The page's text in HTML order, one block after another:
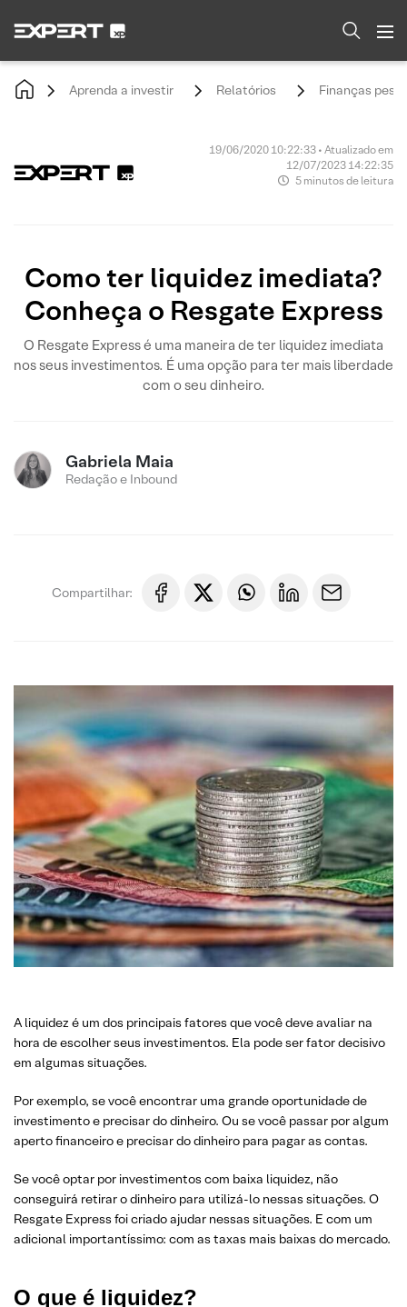
Aprenda a investir Relatórios Finanças
19/06/2020 10:22:33 • Atualizado em
12/07/2023 14:22:35
5 minutos de leitura
Como ter liquidez imediata?
Conheça o Resgate Express
O Resgate Express é uma maneira de ter liquidez imediata
nos seus investimentos. É uma opção para ter mais liberdade
com o seu dinheiro.
Gabriela Maia
Redação e Inbound
Compartilhar:
A liquidez é um dos principais fatores que você deve avaliar na
hora de escolher seus investimentos. Ela pode ser fator decisivo
em algumas situações.
Por exemplo, se você encontrar uma grande oportunidade de
investimento e precisar do dinheiro. Ou se você passar por algum
aperto financeiro e precisar do dinheiro para pagar as contas.
Se você optar por investimentos com baixa liquidez, não
conseguirá retirar o dinheiro para utilizá-lo nessas situações. O
Resgate Express foi criado ajudar nessas situações. E com um
adicional importantíssimo: com as taxas mais baixas do mercado.
O que é liquidez?